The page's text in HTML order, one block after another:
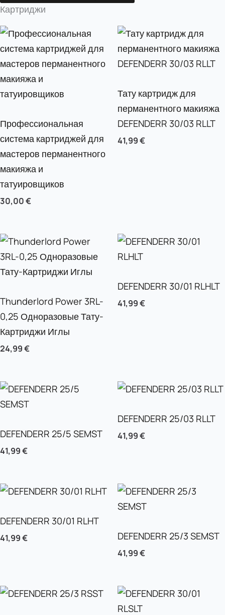
Картриджи
Профессиональная
система картриджей для
мастеров перманентного
макияжа и
татуировщиков
30,00€
Тату картридж для
перманентного макияжа
DEFENDERR 30/03 RLLT
41,99€
Thunderlord Power 3RL-
0,25 Одноразовые Тату-
Картриджи Иглы
24,99€
DEFENDERR 30/01 RLHLT
41,99€
DEFENDERR 25/5 SEMST
41,99€
DEFENDERR 25/03 RLLT
41,99€
DEFENDERR 30/01 RLHT
41,99€ DEFENDERR 25/3 SEMST
41,99€